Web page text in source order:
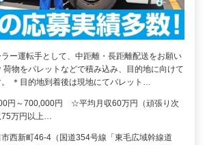
ー運転手として、中距離・長距離配送をお願い
荷物をパレットなどで積み込み、目的地に向けて
＊目的地到着後は現地にてパレット…
円～700,000円 ☆平均月収60万円（頑張り次
75万円以上…
西新町46-4（国道354号線「東毛広域幹線道